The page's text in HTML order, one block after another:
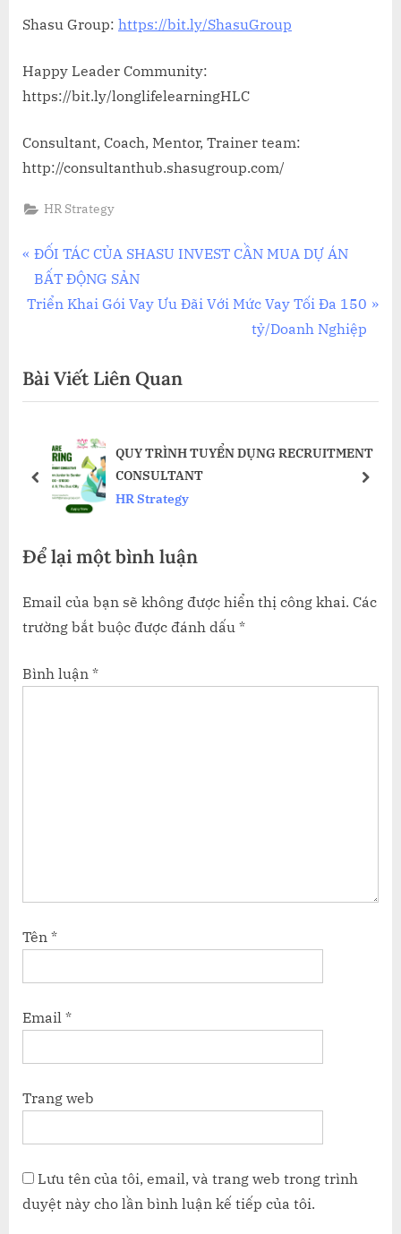
Shasu Group: https://bit.ly/ShasuGroup
Happy Leader Community:
https://bit.ly/longlifelearningHLC
Consultant, Coach, Mentor, Trainer team:
http://consultanthub.shasugroup.com/
HR Strategy
Điều
hướng
viết
P
r
e
o
u
o
:
ĐỐI TÁC CỦA SHASU INVEST CẦN MUA DỰ ÁN
BẤT ĐỘNG SẢN
N
t
P
t
Triển Khai Gói Vay Ưu Đãi Với Mức Vay Tối Đa 150
tỷ/Doanh Nghiệp
Bài Viết Liên Quan
QUY TRÌNH TUYỂN DỤNG RECRUITMENT
CONSULTANT
HR Strategy
prev next
Để lại một bình luận
Email của bạn sẽ không được hiển thị công khai. Các
trường bắt buộc được đánh dấu *
Bình luận *
Tên *
Email *
Trang web
Lưu tên của tôi, email, và trang web trong trình
duyệt này cho lần bình luận kế tiếp của tôi.